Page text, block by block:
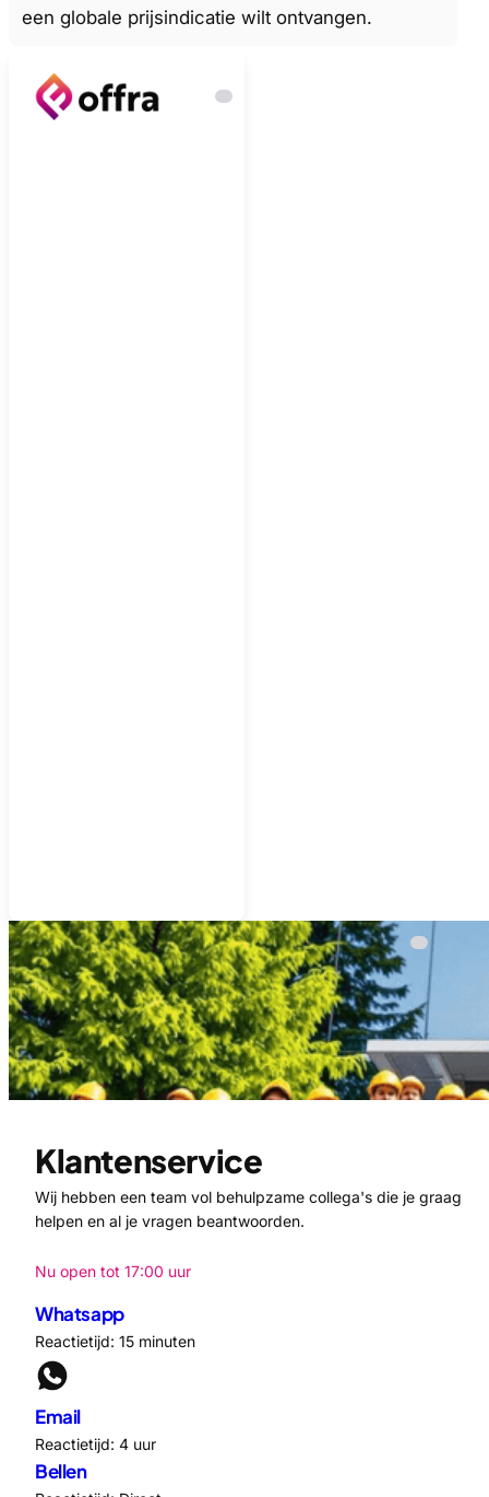
een globale prijsindicatie wilt ontvangen.
Klantenservice
Wij hebben een team vol behulpzame collega's die je graag
helpen en al je vragen beantwoorden.
Nu open tot 17:00 uur
Whatsapp
Reactietijd: 15 minuten
Email
Reactietijd: 4 uur
Bellen